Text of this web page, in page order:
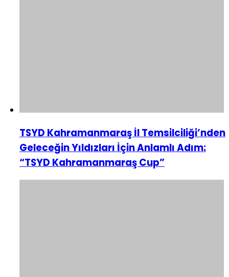
TSYD Kahramanmaraş İl Temsilciliği’nden
Geleceğin Yıldızları İçin Anlamlı Adım:
“TSYD Kahramanmaraş Cup”